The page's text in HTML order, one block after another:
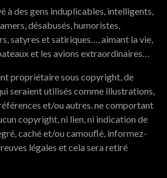
à des gens induplicables, intelligents,
désabusés, humoristes,
satyres et satiriques…, aimant la vie,
et les avions extraordinaires…
propriétaire sous copyright, de
seraient utilisés comme illustrations,
et/ou autres. ne comportant
copyright, ni lien, ni indication de
caché et/ou camouflé, informez-
légales et cela sera retiré